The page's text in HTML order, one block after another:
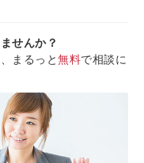
せんか？
、まるっと無料で相談に